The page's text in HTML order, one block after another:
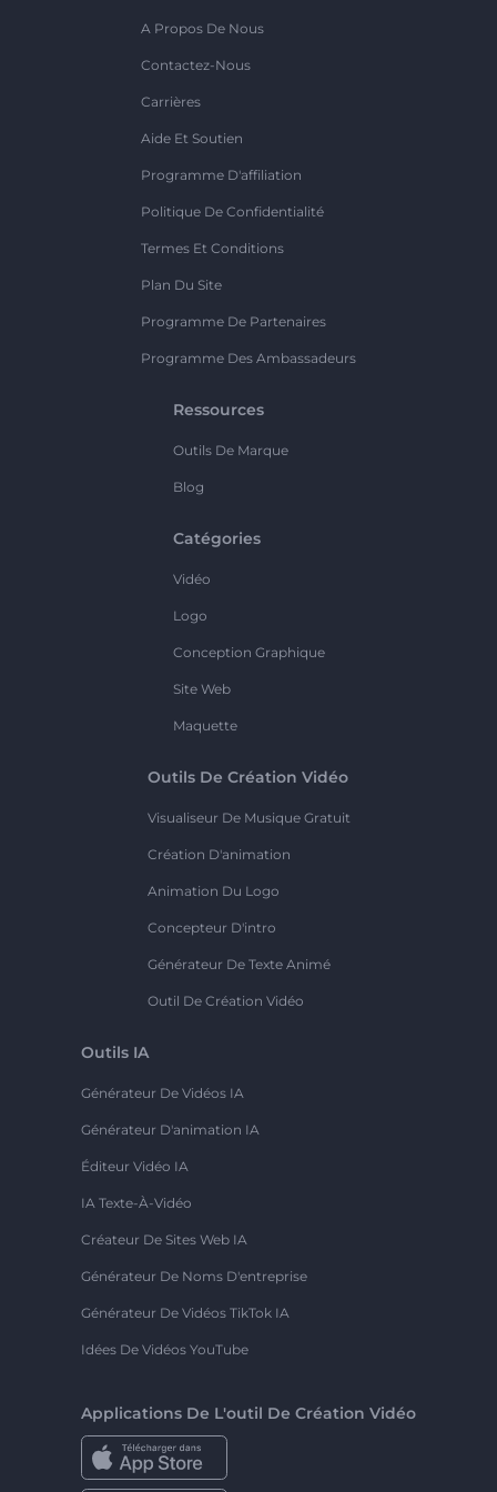
A Propos De Nous
Contactez-Nous
Carrières
Aide Et Soutien
Programme D'affiliation
Politique De Confidentialité
Termes Et Conditions
Plan Du Site
Programme De Partenaires
Programme Des Ambassadeurs
Ressources
Outils De Marque
Blog
Catégories
Vidéo
Logo
Conception Graphique
Site Web
Maquette
Outils De Création Vidéo
Visualiseur De Musique Gratuit
Création D'animation
Animation Du Logo
Concepteur D'intro
Générateur De Texte Animé
Outil De Création Vidéo
Outils IA
Générateur De Vidéos IA
Générateur D'animation IA
Éditeur Vidéo IA
IA Texte-À-Vidéo
Créateur De Sites Web IA
Générateur De Noms D'entreprise
Générateur De Vidéos TikTok IA
Idées De Vidéos YouTube
Applications De L'outil De Création Vidéo